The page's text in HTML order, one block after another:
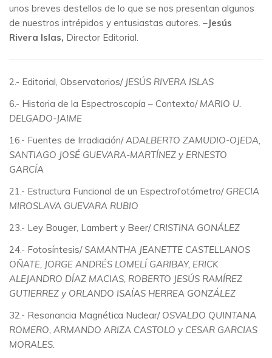
unos breves destellos de lo que se nos presentan algunos
de nuestros intrépidos y entusiastas autores. –Jesús
Rivera Islas, Director Editorial.
2.- Editorial, Observatorios/ JESÚS RIVERA ISLAS
6.- Historia de la Espectroscopía – Contexto/ MARIO U.
DELGADO-JAIME
16.- Fuentes de Irradiación/ADALBERTO ZAMUDIO-OJEDA,
SANTIAGO JOSÉ GUEVARA-MARTÍNEZ y ERNESTO
GARCÍA
21.- Estructura Funcional de un Espectrofotómetro/ GRECIA
MIROSLAVA GUEVARA RUBIO
23.- Ley Bouger, Lambert y Beer/ CRISTINA GONÁLEZ
24.- Fotosíntesis/SAMANTHA JEANETTE CASTELLANOS
OÑATE, JORGE ANDRÉS LOMELÍ GARIBAY, ERICK
ALEJANDRO DÍAZ MACIAS, ROBERTO JESÚS RAMÍREZ
GUTIERREZ y ORLANDO ISAÍAS HERREA GONZÁLEZ
32.- Resonancia Magnética Nuclear/ OSVALDO QUINTANA
ROMERO, ARMANDO ARIZA CASTOLO y CESAR GARCIAS
MORALES.